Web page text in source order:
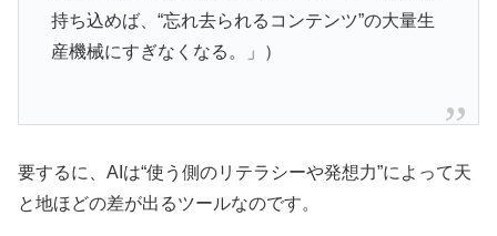
持ち込めば、“忘れ去られるコンテンツ”の大量生
産機械にすぎなくなる。」）
要するに、AIは“使う側のリテラシーや発想力”によって天
と地ほどの差が出るツールなのです。